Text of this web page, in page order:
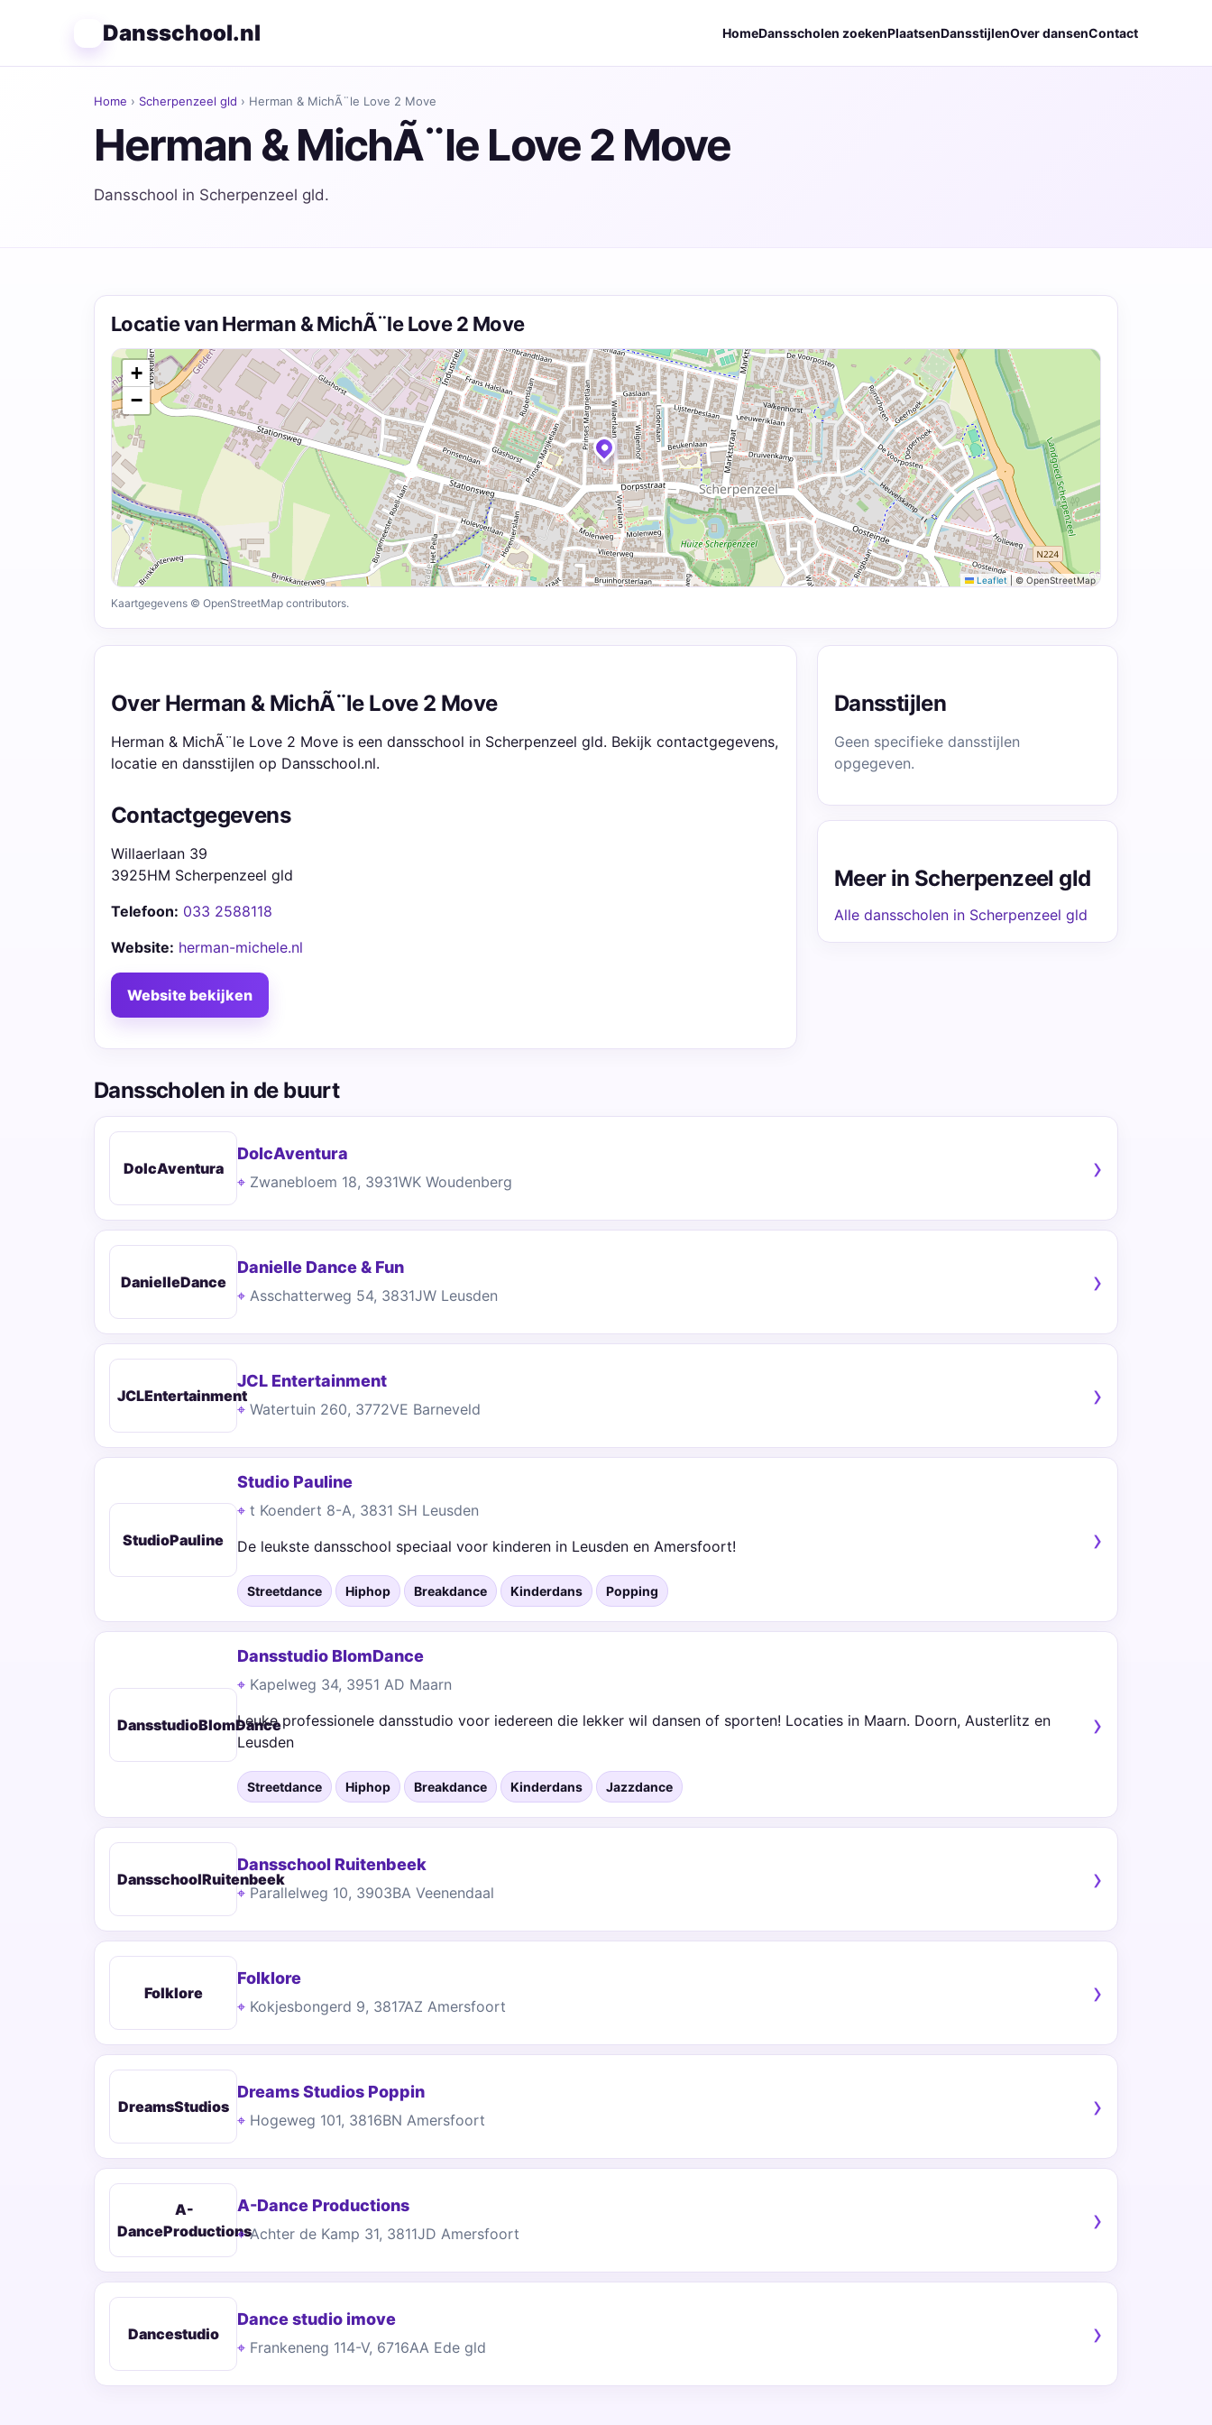
Dansschool.nl HomeDansscholen zoekenPlaatsenDansstijlenOver dansenContact
Home › Scherpenzeel gld › Herman & MichÃ¨le Love 2 Move
Herman & MichÃ¨le Love 2 Move
Dansschool in Scherpenzeel gld.
Locatie van Herman & MichÃ¨le Love 2 Move
+
−
Leaflet © OpenStreetMap
Kaartgegevens © OpenStreetMap contributors.
Over Herman & MichÃ¨le Love 2 Move
Herman & MichÃ¨le Love 2 Move is een dansschool in Scherpenzeel gld. Bekijk contactgegevens,
locatie en dansstijlen op Dansschool.nl.
Contactgegevens
Willaerlaan 39
3925HM Scherpenzeel gld
Telefoon: 033 2588118
Website: herman-michele.nl
Website bekijken
Dansstijlen
Geen specifieke dansstijlen
opgegeven.
Meer in Scherpenzeel gld
Alle dansscholen in Scherpenzeel gld
Dansscholen in de buurt
DolcAventura
DolcAventura
Zwanebloem 18, 3931WK Woudenberg
DanielleDance
Danielle Dance & Fun
Asschatterweg 54, 3831JW Leusden
JCLEntertainment
JCL Entertainment
Watertuin 260, 3772VE Barneveld
StudioPauline
Studio Pauline
t Koendert 8-A, 3831 SH Leusden
De leukste dansschool speciaal voor kinderen in Leusden en Amersfoort!
Streetdance Hiphop Breakdance Kinderdans Popping
DansstudioBlomDance
Dansstudio BlomDance
Kapelweg 34, 3951 AD Maarn
Leuke professionele dansstudio voor iedereen die lekker wil dansen of sporten! Locaties in Maarn. Doorn, Austerlitz en
Leusden
Streetdance Hiphop Breakdance Kinderdans Jazzdance
DansschoolRuitenbeek
Dansschool Ruitenbeek
Parallelweg 10, 3903BA Veenendaal
Folklore
Folklore
Kokjesbongerd 9, 3817AZ Amersfoort
DreamsStudios
Dreams Studios Poppin
Hogeweg 101, 3816BN Amersfoort
A-
DanceProductions
A-Dance Productions
Achter de Kamp 31, 3811JD Amersfoort
Dancestudio
Dance studio imove
Frankeneng 114-V, 6716AA Ede gld